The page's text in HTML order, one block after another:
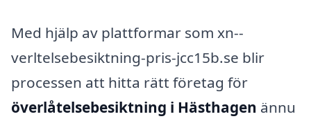
Med hjälp av plattformar som xn--
verltelsebesiktning-pris-jcc15b.se blir
processen att hitta rätt företag för
överlåtelsebesiktning i Hästhagen ännu